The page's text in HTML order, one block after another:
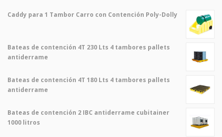
Caddy para 1 Tambor Carro con Contención Poly-Dolly
Bateas de contención 4T 230 Lts 4 tambores pallets
antiderrame
Bateas de contención 4T 180 Lts 4 tambores pallets
antiderrame
Bateas de contención 2 IBC antiderrame cubitainer
1000 litros